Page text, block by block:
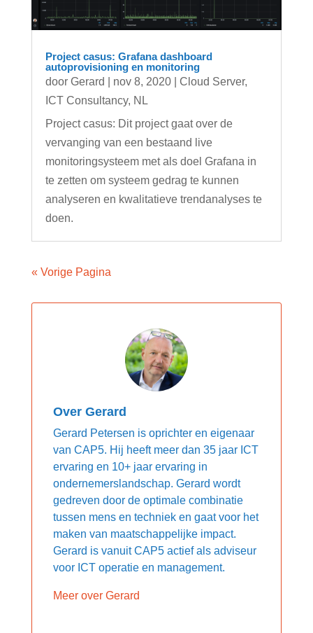
Project casus: Grafana dashboard
autoprovisioning en monitoring
door Gerard nov 8, 2020| Cloud Server,
ICT Consultancy, NL
Project casus: Dit project gaat over de
vervanging van een bestaand live
monitoringsysteem met als doel Grafana in
te zetten om systeem gedrag te kunnen
analyseren en kwalitatieve trendanalyses te
doen.
« Vorige Pagina
Over Gerard
Gerard Petersen is oprichter en eigenaar
van CAP5. Hij heeft meer dan 35 jaar ICT
ervaring en 10+ jaar ervaring in
ondernemerslandschap. Gerard wordt
gedreven door de optimale combinatie
tussen mens en techniek en gaat voor het
maken van maatschappelijke impact.
Gerard is vanuit CAP5 actief als adviseur
voor ICT operatie en management.
Meer over Gerard